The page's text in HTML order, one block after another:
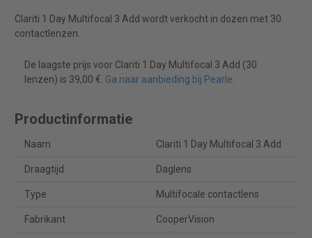
Clariti 1 Day Multifocal 3 Add wordt verkocht in dozen met 30
contactlenzen.
De laagste prijs voor Clariti 1 Day Multifocal 3 Add (30
lenzen) is 39,00 €. Ga naar aanbieding bij Pearle.
Productinformatie
Naam Clariti 1 Day Multifocal 3 Add
Draagtijd Daglens
Type Multifocale contactlens
Fabrikant CooperVision